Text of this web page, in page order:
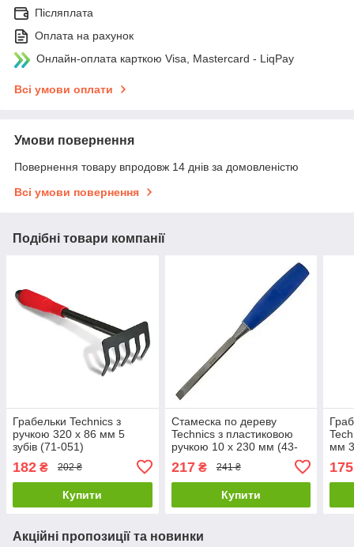
Післяплата
Оплата на рахунок
Онлайн-оплата карткою Visa, Mastercard - LiqPay
Всі умови оплати
Умови повернення
Повернення товару впродовж 14 днів за домовленістю
Всі умови повернення
Подібні товари компанії
Грабельки Technics з
ручкою 320 х 86 мм 5
зубів (71-051)
182 ₴ 202 ₴
Купити
Стамеска по дереву
Technics з пластиковою
ручкою 10 х 230 мм (43-
217₴ 241 ₴
Купити
мм
175
Акційні пропозиції та новинки